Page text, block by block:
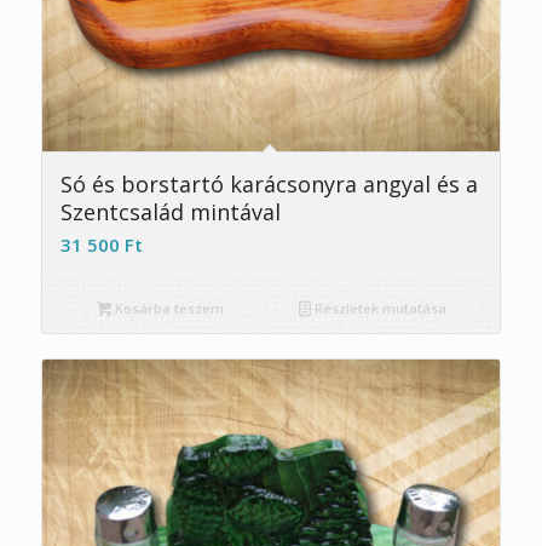
Só és borstartó karácsonyra angyal és a
Szentcsalád mintával
31 500 Ft
Kosárba teszem Részletek mutatása